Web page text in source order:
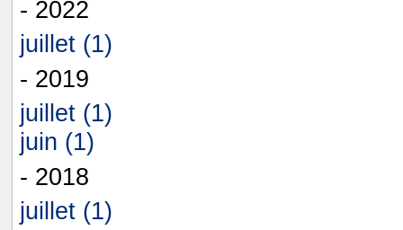
- 2022
juillet (1)
- 2019
juillet (1)
juin (1)
- 2018
juillet (1)